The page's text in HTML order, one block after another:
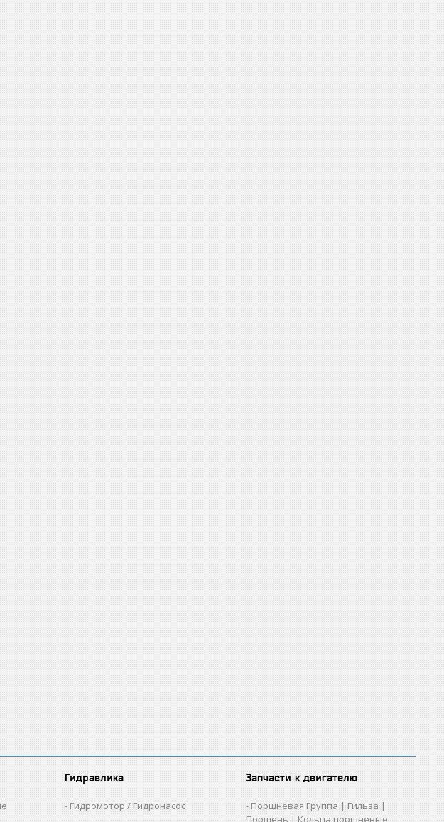
Гидравлика
Гидромотор / Гидронасос
Запчасти к двигателю
Поршневая Группа | Гильза |
Поршень | Кольца поршневые